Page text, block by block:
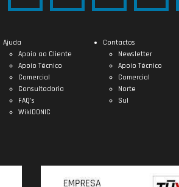
Ajuda
Apoio ao Cliente
Apoio Técnico
Comercial
Consultadoria
FAQ’s
WikIDONIC
Contactos
Newsletter
Apoio Técnico
Comercial
Norte
Sul